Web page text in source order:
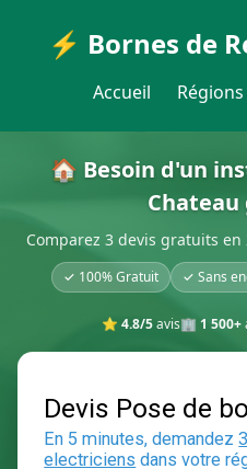
⚡ Bornes de
Accueil Régions
🏠 Besoin d'un
Comparez 3 devis gratuits
✓ 100% Gratuit ✓ Sans
⭐ 4.8/5avis🏢 1 500+